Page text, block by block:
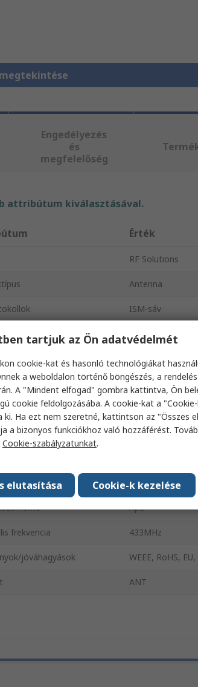
Engedélyezés
és
megfelelőség
attribútum kiválasztásával.
Érték
RF Solutions
Antenna
ISM-sáv
típusa SMA
fizikai alakja Ostor
rögzítésének típusa Közvetlen
hossza 207mm
3dBi
Körsugárzó
neme Apa
frekvencia 433MHz
jóváhagyások WEEE, RoHS, EU,
ANT
tartjuk az Ön adatvédelmét
cookie-kat és hasonló technológiákat
a weboldalon történő böngészés, a
A "Mindent elfogad" gombra kattintva, Ön
cookie feldolgozásába. A cookie-kat a
ki. Ha ezt nem szeretné, kattintson az "Összes
a bizonyos funkciókhoz való hozzáférést.
Cookie-szabályzatunkat.
Cookie-k kezelése
elutasítása